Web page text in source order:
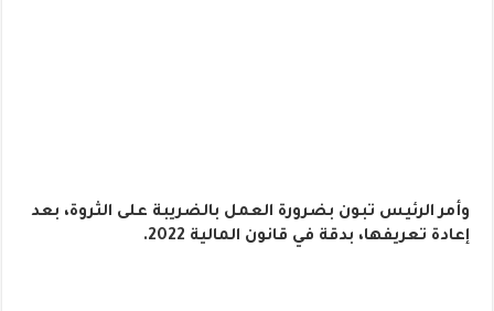
وأمر الرئيس تبون بضرورة العمل بالضريبة على الثروة، بعد
إعادة تعريفها، بدقة في قانون المالية 2022.